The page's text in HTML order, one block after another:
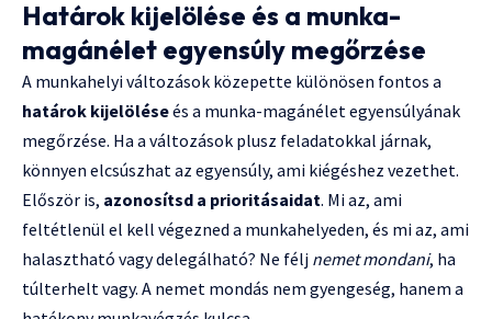
Határok kijelölése és a munka-
magánélet egyensúly megőrzése
A munkahelyi változások közepette különösen fontos a
határok kijelöléseés a munka-magánélet egyensúlyának
megőrzése. Ha a változások plusz feladatokkal járnak,
könnyen elcsúszhat az egyensúly, ami kiégéshez vezethet.
Először is, azonosítsd a prioritásaidat. Mi az, ami
feltétlenül el kell végezned a munkahelyeden, és mi az, ami
halasztható vagy delegálható? Ne félj nemet mondani, ha
túlterhelt vagy. A nemet mondás nem gyengeség, hanem a